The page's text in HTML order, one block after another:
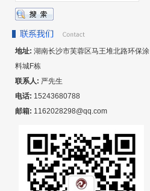
地址: 湖南长沙市芙蓉区马王堆北路环保涂
料城F栋
联系人: 严先生
电话: 15243680788
邮箱: 1162028298@qq.com